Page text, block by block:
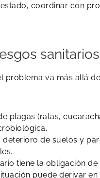
coordinar con
problema va más allá
plagas (ratas,
deterioro de suelos y
tiene la obligación de
puede derivar